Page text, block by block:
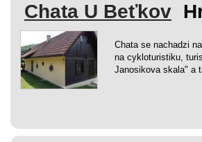
Chata U Beťkov
Chata se nachadzi
na cykloturistiku,
Janosikova skala" a